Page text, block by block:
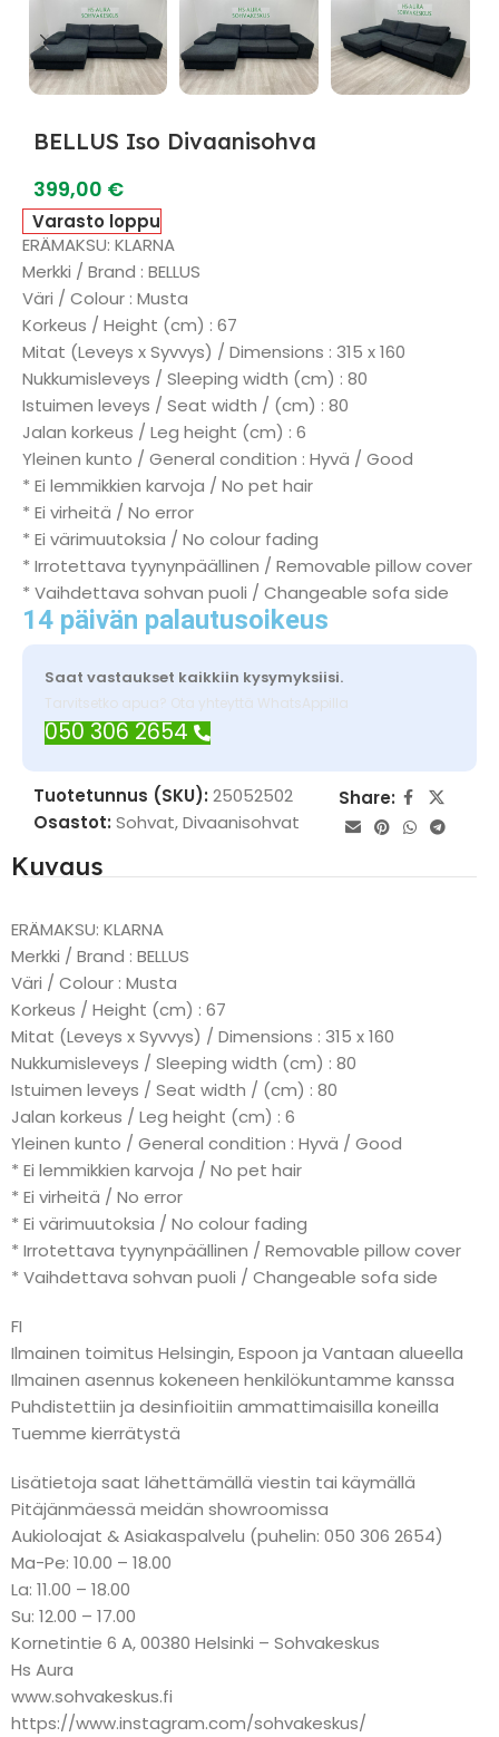
BELLUS Iso Divaanisohva
399,00 €
Varasto loppu
ERÄMAKSU: KLARNA
Merkki / Brand : BELLUS
Väri / Colour : Musta
Korkeus / Height (cm) : 67
Mitat (Leveys x Syvvys) / Dimensions : 315 x 160
Nukkumisleveys / Sleeping width (cm) : 80
Istuimen leveys / Seat width / (cm) : 80
Jalan korkeus / Leg height (cm) : 6
Yleinen kunto / General condition : Hyvä / Good
* Ei lemmikkien karvoja / No pet hair
* Ei virheitä / No error
* Ei värimuutoksia / No colour fading
* Irrotettava tyynynpäällinen / Removable pillow cover
* Vaihdettava sohvan puoli / Changeable sofa side
14 päivän palautusoikeus
Saat vastaukset kaikkiin kysymyksiisi.
Tarvitsetko apua? Ota yhteyttä WhatsAppilla
050 306 2654
Tuotetunnus (SKU): 25052502
Osastot: Sohvat,Divaanisohvat
Share:
Kuvaus
ERÄMAKSU: KLARNA
Merkki / Brand : BELLUS
Väri / Colour : Musta
Korkeus / Height (cm) : 67
Mitat (Leveys x Syvvys) / Dimensions : 315 x 160
Nukkumisleveys / Sleeping width (cm) : 80
Istuimen leveys / Seat width / (cm) : 80
Jalan korkeus / Leg height (cm) : 6
Yleinen kunto / General condition : Hyvä / Good
* Ei lemmikkien karvoja / No pet hair
* Ei virheitä / No error
* Ei värimuutoksia / No colour fading
* Irrotettava tyynynpäällinen / Removable pillow cover
* Vaihdettava sohvan puoli / Changeable sofa side
FI
Ilmainen toimitus Helsingin, Espoon ja Vantaan alueella
Ilmainen asennus kokeneen henkilökuntamme kanssa
Puhdistettiin ja desinfioitiin ammattimaisilla koneilla
Tuemme kierrätystä
Lisätietoja saat lähettämällä viestin tai käymällä
Pitäjänmäessä meidän showroomissa
Aukioloajat & Asiakaspalvelu (puhelin: 050 306 2654)
Ma-Pe: 10.00 – 18.00
La: 11.00 – 18.00
Su: 12.00 – 17.00
Kornetintie 6 A, 00380 Helsinki – Sohvakeskus
Hs Aura
www.sohvakeskus.fi
https://www.instagram.com/sohvakeskus/